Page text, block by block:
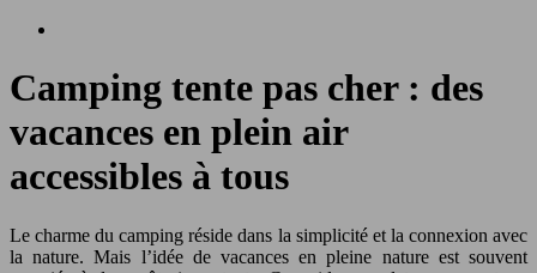
Camping tente pas cher : des
vacances en plein air
accessibles à tous
Le charme du camping réside dans la simplicité et la connexion avec
la nature. Mais l’idée de vacances en pleine nature est souvent